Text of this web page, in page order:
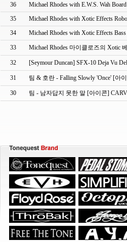
36
Michael Rhodes with E.W.S. Wah
35
Michael Rhodes with Xotic Effects
34
Michael Rhodes with Xotic Effects
33 Michael Rhodes 마이클로즈의 Xotic
32 [Seymour Duncan] SFX-10 Deja Vu
31 팀 & 호란 - Falling Slowly 'Once' [아
30 팀 - 남자답지 못한 말 [아이콘]